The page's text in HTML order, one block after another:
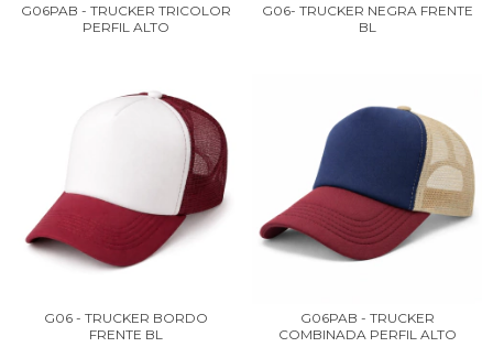
G06PAB - TRUCKER TRICOLOR
PERFIL ALTO
G06- TRUCKER NEGRA FRENTE
BL
G06 - TRUCKER BORDO
FRENTE BL
G06PAB - TRUCKER
COMBINADA PERFIL ALTO